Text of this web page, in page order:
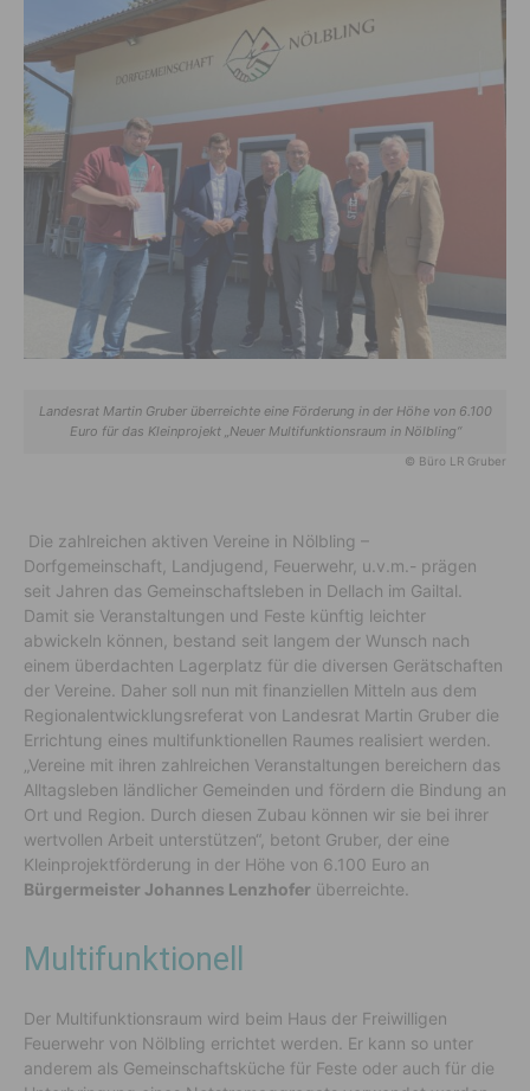
Landesrat Martin Gruber überreichte eine Förderung in der Höhe von 6.100
Euro für das Kleinprojekt „Neuer Multifunktionsraum in Nölbling“
© Büro LR Gruber
Die zahlreichen aktiven Vereine in Nölbling –
Dorfgemeinschaft, Landjugend, Feuerwehr, u.v.m.- prägen
seit Jahren das Gemeinschaftsleben in Dellach im Gailtal.
Damit sie Veranstaltungen und Feste künftig leichter
abwickeln können, bestand seit langem der Wunsch nach
einem überdachten Lagerplatz für die diversen Gerätschaften
der Vereine. Daher soll nun mit finanziellen Mitteln aus dem
Regionalentwicklungsreferat von Landesrat Martin Gruber die
Errichtung eines multifunktionellen Raumes realisiert werden.
„Vereine mit ihren zahlreichen Veranstaltungen bereichern das
Alltagsleben ländlicher Gemeinden und fördern die Bindung an
Ort und Region. Durch diesen Zubau können wir sie bei ihrer
wertvollen Arbeit unterstützen“, betont Gruber, der eine
Kleinprojektförderung in der Höhe von 6.100 Euro an
Bürgermeister Johannes Lenzhofer überreichte.
Multifunktionell
Der Multifunktionsraum wird beim Haus der Freiwilligen
Feuerwehr von Nölbling errichtet werden. Er kann so unter
anderem als Gemeinschaftsküche für Feste oder auch für die